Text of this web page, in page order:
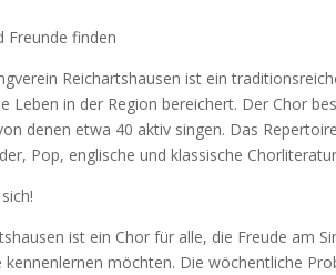
Freunde finden
Reichartshausen ist ein
Leben in der Region bereichert. Der Chor
denen etwa 40 aktiv singen. Das
Pop, englische und klassische
ist ein Chor für alle, die Freude am
kennenlernen möchten. Die wöchentliche